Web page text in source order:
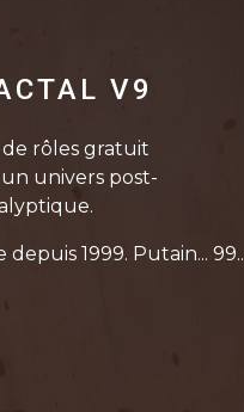
V9
rôles gratuit
univers post-
depuis 1999. Putain...